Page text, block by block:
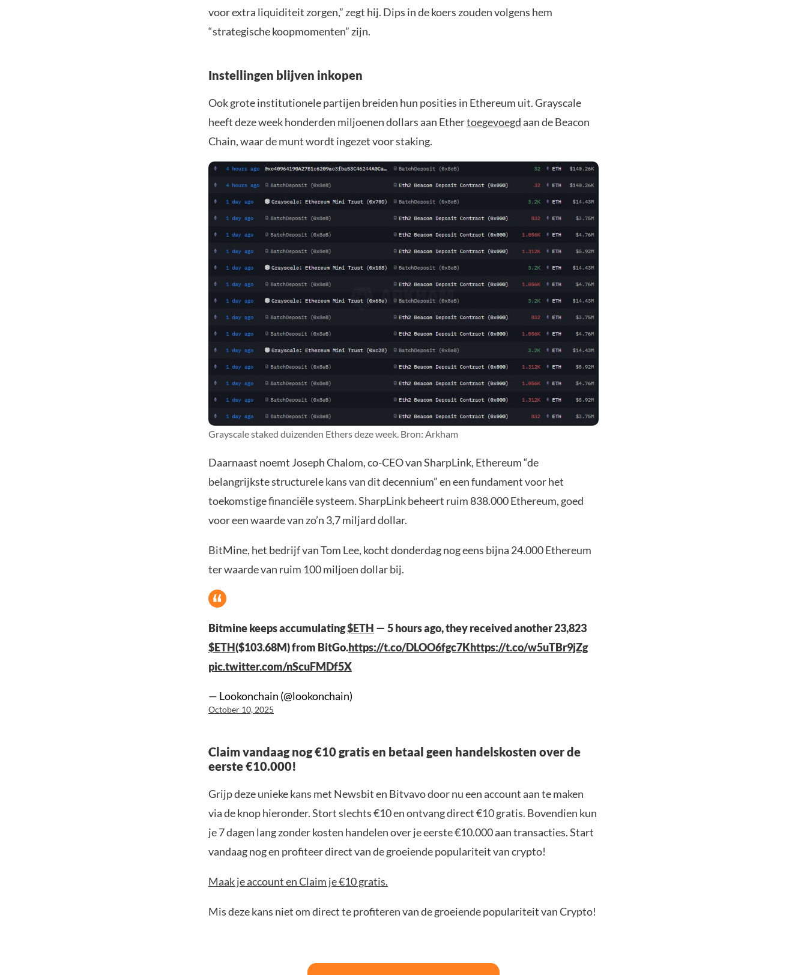
voor extra liquiditeit zorgen,” zegt hij. Dips in de koers zouden volgens hem
“strategische koopmomenten” zijn.
Instellingen blijven inkopen
Ook grote institutionele partijen breiden hun posities in Ethereum uit. Grayscale
heeft deze week honderden miljoenen dollars aan Ethertoegevoegdaan de Beacon
Chain, waar de munt wordt ingezet voor staking.
Grayscale staked duizenden Ethers deze week. Bron: Arkham
Daarnaast noemt Joseph Chalom, co-CEO van SharpLink, Ethereum “de
belangrijkste structurele kans van dit decennium” en een fundament voor het
toekomstige financiële systeem. SharpLink beheert ruim 838.000 Ethereum, goed
voor een waarde van zo’n 3,7 miljard dollar.
BitMine, het bedrijf van Tom Lee, kocht donderdag nog eens bijna 24.000 Ethereum
ter waarde van ruim 100 miljoen dollar bij.
Bitmine keeps accumulating$ETH — 5 hours ago, they received another 23,823
$ETH($103.68M) from BitGo.https://t.co/DLOO6fgc7Khttps://t.co/w5uTBr9jZg
pic.twitter.com/nScuFMDf5X
— Lookonchain (@lookonchain)
October 10, 2025
Claim vandaag nog €10 gratis en betaal geen handelskosten over de
eerste €10.000!
Grijp deze unieke kans met Newsbit en Bitvavo door nu een account aan te maken
via de knop hieronder. Stort slechts €10 en ontvang direct €10 gratis. Bovendien kun
je 7 dagen lang zonder kosten handelen over je eerste €10.000 aan transacties. Start
vandaag nog en profiteer direct van de groeiende populariteit van crypto!
Maak je account en Claim je €10 gratis.
Mis deze kans niet om direct te profiteren van de groeiende populariteit van Crypto!